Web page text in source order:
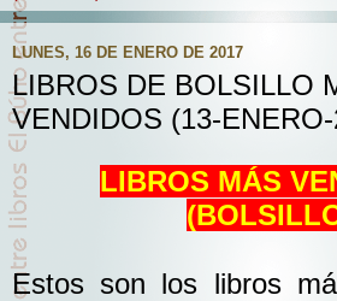
LUNES, 16 DE ENERO DE 2017
LIBROS DE BOLSILLO
VENDIDOS (13-
LIBROS MÁS
Estos son los libros